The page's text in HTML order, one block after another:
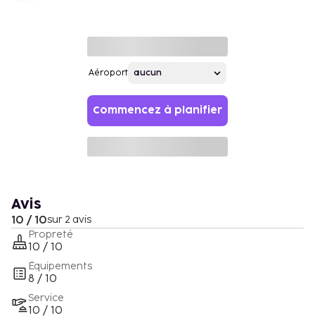
Aéroport
Commencez à planifier
Avis
10 / 10sur 2 avis
Propreté
10 / 10
Équipements
8 / 10
Service
10 / 10